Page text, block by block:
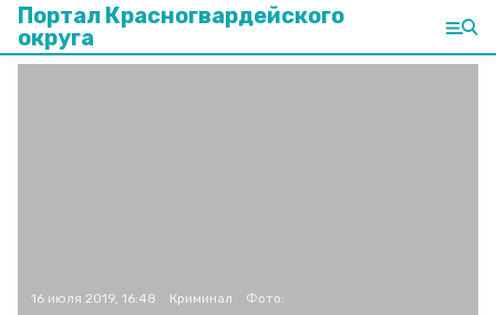
Портал Красногвардейского
округа
16 июля 2019, 16:48 Криминал Фото: